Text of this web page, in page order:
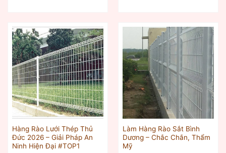
Hàng Rào Lưới Thép Thủ
Đức 2026 – Giải Pháp An
Ninh Hiện Đại #TOP1
Làm Hàng Rào Sắt Bình
Dương – Chắc Chắn, Thẩm
Mỹ